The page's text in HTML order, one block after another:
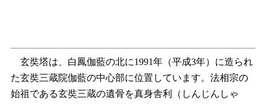
玄奘塔は、白鳳伽藍の北に1991年（平成3年）に造られ
た玄奘三蔵院伽藍の中心部に位置しています。法相宗の
始祖である玄奘三蔵の遺骨を真身舎利（しんじんしゃ